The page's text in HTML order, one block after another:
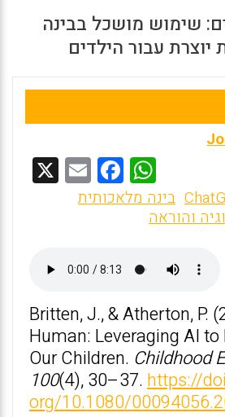
שימוש מושכל בבינה
יוצרת עבור הילדים
W
h
A
p
p
F
a
o
o
k
E
m
בינה מלאכותית
והוראה
Britten, J., & Atherton, P.
Human: Leveraging AI to
Our Children. Childhood
100(4), 30–37. https://
org/10.1080/